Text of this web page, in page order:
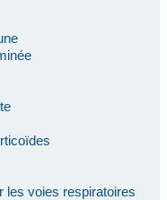
les voies respiratoires